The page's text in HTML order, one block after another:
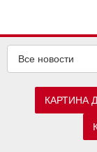
Все новости
КАРТИНА